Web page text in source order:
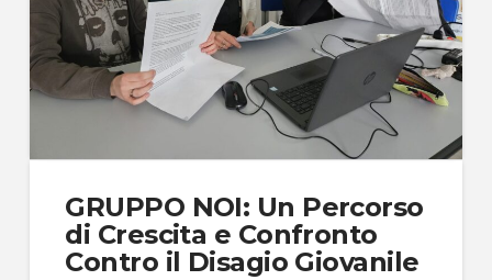
GRUPPO NOI: Un Percorso
di Crescita e Confronto
Contro il Disagio Giovanile